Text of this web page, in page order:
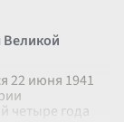
Великой
22 июня 1941
четыре года